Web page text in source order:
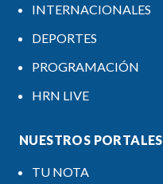
INTERNACIONALES
DEPORTES
PROGRAMACIÓN
HRN LIVE
NUESTROS PORTALES
TU NOTA